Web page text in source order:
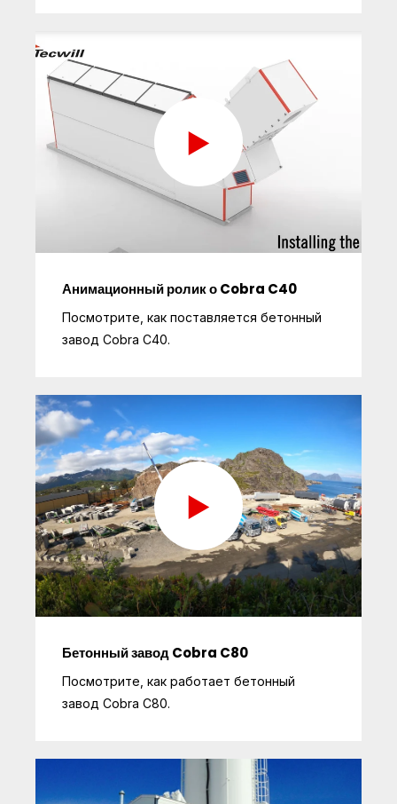
Анимационный ролик о Cobra C40
Посмотрите, как поставляется бетонный
завод Cobra C40.
Бетонный завод Cobra C80
Посмотрите, как работает бетонный
завод Cobra C80.